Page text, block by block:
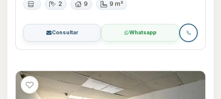
2 9 9 m²
Consultar Whatsapp